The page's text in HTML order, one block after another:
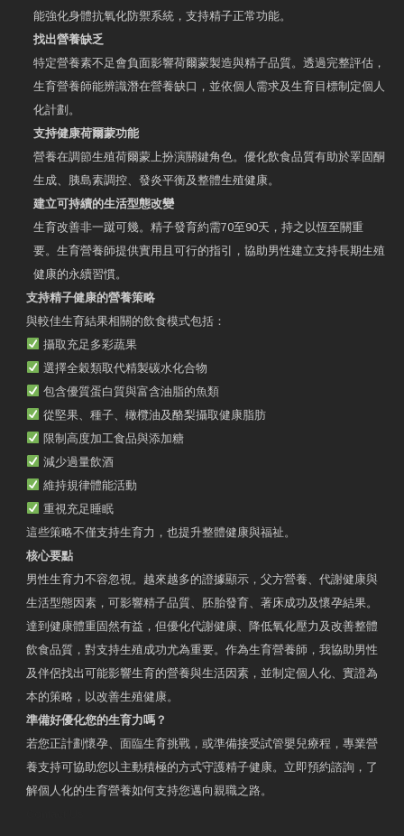
能強化身體抗氧化防禦系統，支持精子正常功能。
找出營養缺乏
特定營養素不足會負面影響荷爾蒙製造與精子品質。透過完整評估，
生育營養師能辨識潛在營養缺口，並依個人需求及生育目標制定個人
化計劃。
支持健康荷爾蒙功能
營養在調節生殖荷爾蒙上扮演關鍵角色。優化飲食品質有助於睪固酮
生成、胰島素調控、發炎平衡及整體生殖健康。
建立可持續的生活型態改變
生育改善非一蹴可幾。精子發育約需70至90天，持之以恆至關重
要。生育營養師提供實用且可行的指引，協助男性建立支持長期生殖
健康的永續習慣。
支持精子健康的營養策略
與較佳生育結果相關的飲食模式包括：
攝取充足多彩蔬果
選擇全穀類取代精製碳水化合物
包含優質蛋白質與富含油脂的魚類
從堅果、種子、橄欖油及酪梨攝取健康脂肪
限制高度加工食品與添加糖
減少過量飲酒
維持規律體能活動
重視充足睡眠
這些策略不僅支持生育力，也提升整體健康與福祉。
核心要點
男性生育力不容忽視。越來越多的證據顯示，父方營養、代謝健康與
生活型態因素，可影響精子品質、胚胎發育、著床成功及懷孕結果。
達到健康體重固然有益，但優化代謝健康、降低氧化壓力及改善整體
飲食品質，對支持生殖成功尤為重要。作為生育營養師，我協助男性
及伴侶找出可能影響生育的營養與生活因素，並制定個人化、實證為
本的策略，以改善生殖健康。
準備好優化您的生育力嗎？
若您正計劃懷孕、面臨生育挑戰，或準備接受試管嬰兒療程，專業營
養支持可協助您以主動積極的方式守護精子健康。立即預約諮詢，了
解個人化的生育營養如何支持您邁向親職之路。